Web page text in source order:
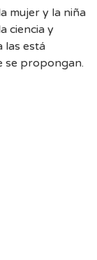
ciencia y
las está
se propongan.